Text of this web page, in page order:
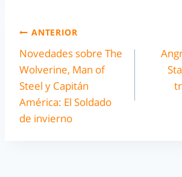
ANTERIOR
Novedades sobre The
Wolverine, Man of
Steel y Capitán
América: El Soldado
de invierno